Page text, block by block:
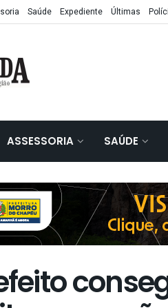
Saúde Expediente Últimas
ASSESSORIA SAÚDE